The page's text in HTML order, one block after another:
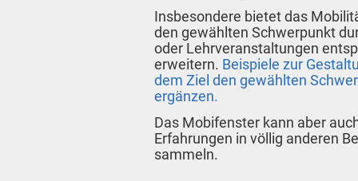
Insbesondere bietet das
den gewählten Schwerpunkt
oder Lehrveranstaltungen
erweitern. Beispiele zur
dem Ziel den gewählten
ergänzen.
Das Mobifenster kann aber
Erfahrungen in völlig anderen
sammeln.